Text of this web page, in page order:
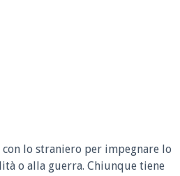
lo straniero per impegnare lo
o alla guerra. Chiunque tiene